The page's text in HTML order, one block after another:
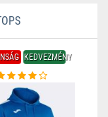
KEDVEZMÉNY